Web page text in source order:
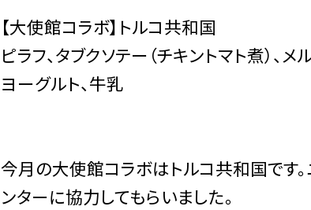
【大使館コラボ】トルコ共和国
ピラフ、タブクソテー（チキントマト煮）、
ヨーグルト、牛乳
今月の大使館コラボはトルコ共和国です
ンターに協力してもらいました。